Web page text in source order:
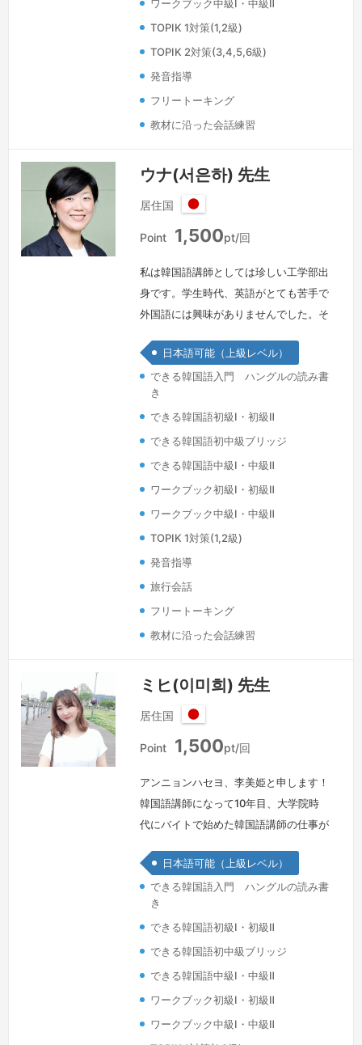
ワークブック中級Ⅰ・中級Ⅱ
TOPIK 1対策(1,2級)
TOPIK 2対策(3,4,5,6級)
発音指導
フリートーキング
教材に沿った会話練習
ウナ(서은하) 先生
居住国
日
本
Point 1,500pt/回
私は韓国語講師としては珍しい工学部出
身です。学生時代、英語がとても苦手で
外国語には興味がありませんでした。そ
面白さを知りました。その理由は、日本
語を通じて意思疎通だけなく、差異と理
解を学んだからです。日本語が韓国語と
語順と表現が似ているので、容易く習得
できるだろうという少し不純な動機で始
めましたが、今は日本語を通じてもう一
度韓国語を再発見し、学び、少し大げさ
日本語可能（上級レベル）
できる韓国語入門 ハングルの読み書
き
できる韓国語初級Ⅰ・初級Ⅱ
できる韓国語初中級ブリッジ
できる韓国語中級Ⅰ・中級Ⅱ
ワークブック初級Ⅰ・初級Ⅱ
ワークブック中級Ⅰ・中級Ⅱ
TOPIK 1対策(1,2級)
発音指導
旅行会話
フリートーキング
教材に沿った会話練習
ミヒ(이미희) 先生
居住国
日
本
Point 1,500pt/回
アンニョンハセヨ、李美姫と申します！
韓国語講師になって10年目、大学院時
代にバイトで始めた韓国語講師の仕事が
業は単なる仕事ではなく、みんなと過ご
せる楽しい時間であり、学生のみなさん
との出会いは私の人生の大切な宝物で
す。このようにオンラインで出会ったの
も運命！（笑）みなさんの一人一人のニ
ーズに合わせた内容で楽しい授業時間に
します。あまり厳しい先生ではございま
日本語可能（上級レベル）
できる韓国語入門 ハングルの読み書
き
できる韓国語初級Ⅰ・初級Ⅱ
できる韓国語初中級ブリッジ
できる韓国語中級Ⅰ・中級Ⅱ
ワークブック初級Ⅰ・初級Ⅱ
ワークブック中級Ⅰ・中級Ⅱ